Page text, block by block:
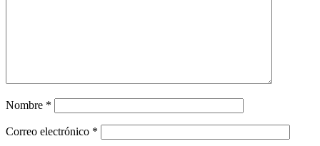
Nombre *
Correo electrónico *